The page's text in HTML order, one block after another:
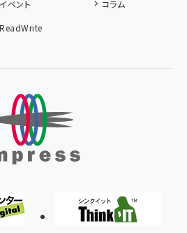
イベント
コラム
ReadWrite